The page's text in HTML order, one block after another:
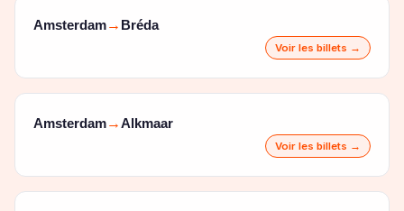
Amsterdam→ Bréda
Voir les billets →
Amsterdam→Alkmaar
Voir les billets →